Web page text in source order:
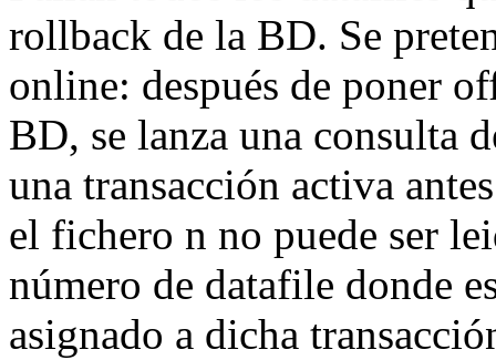
rollback de la BD. Se
online: después de poner
BD, se lanza una consulta
una transacción activa
el fichero n no puede ser
número de datafile donde
asignado a dicha